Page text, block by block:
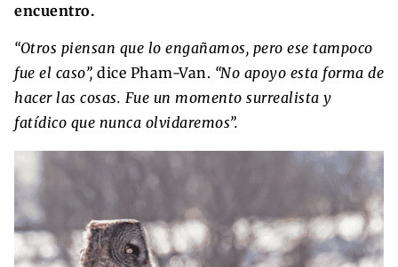
encuentro.
“Otros piensan que lo engañamos, pero ese tampoco
fue el caso”, dice Pham-Van. “No apoyo esta forma de
hacer las cosas. Fue un momento surrealista y
fatídico que nunca olvidaremos”.